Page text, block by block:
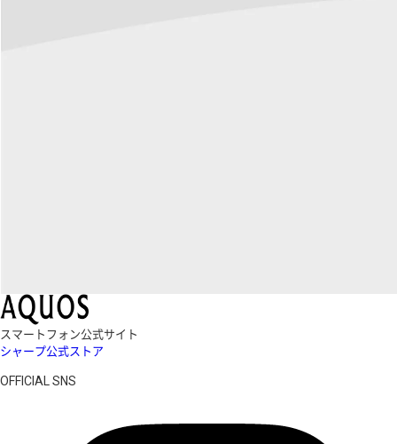
スマートフォン公式サイト
シャープ公式ストア
OFFICIAL SNS